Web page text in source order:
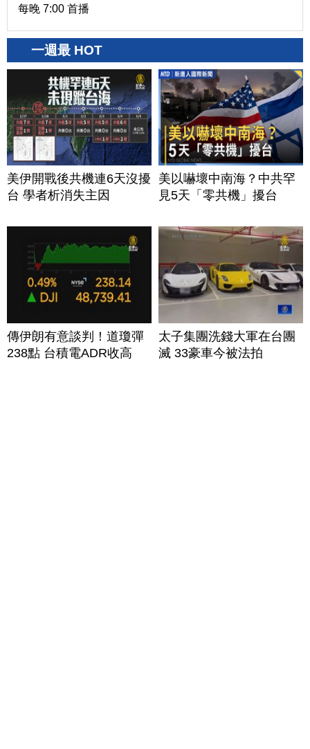
每晚 7:00 首播
一週最 HOT
美伊開戰後共機連6天沒擾
台 學者析消失主因
美以嚇壞中南海？中共罕
見5天「零共機」擾台
傳伊朗有意談判！道瓊彈
238點 台積電ADR收高
太子集團洗錢大軍在台團
滅 33豪車今被法拍